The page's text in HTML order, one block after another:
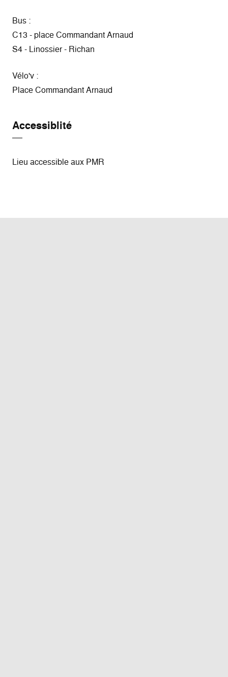
Bus :
C13 - place Commandant Arnaud
S4 - Linossier - Richan
Vélo'v :
Place Commandant Arnaud
Accessiblité
Lieu accessible aux PMR